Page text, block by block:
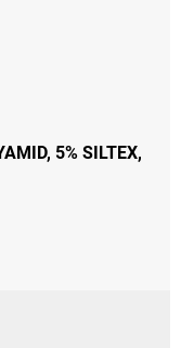
5% SILTEX,